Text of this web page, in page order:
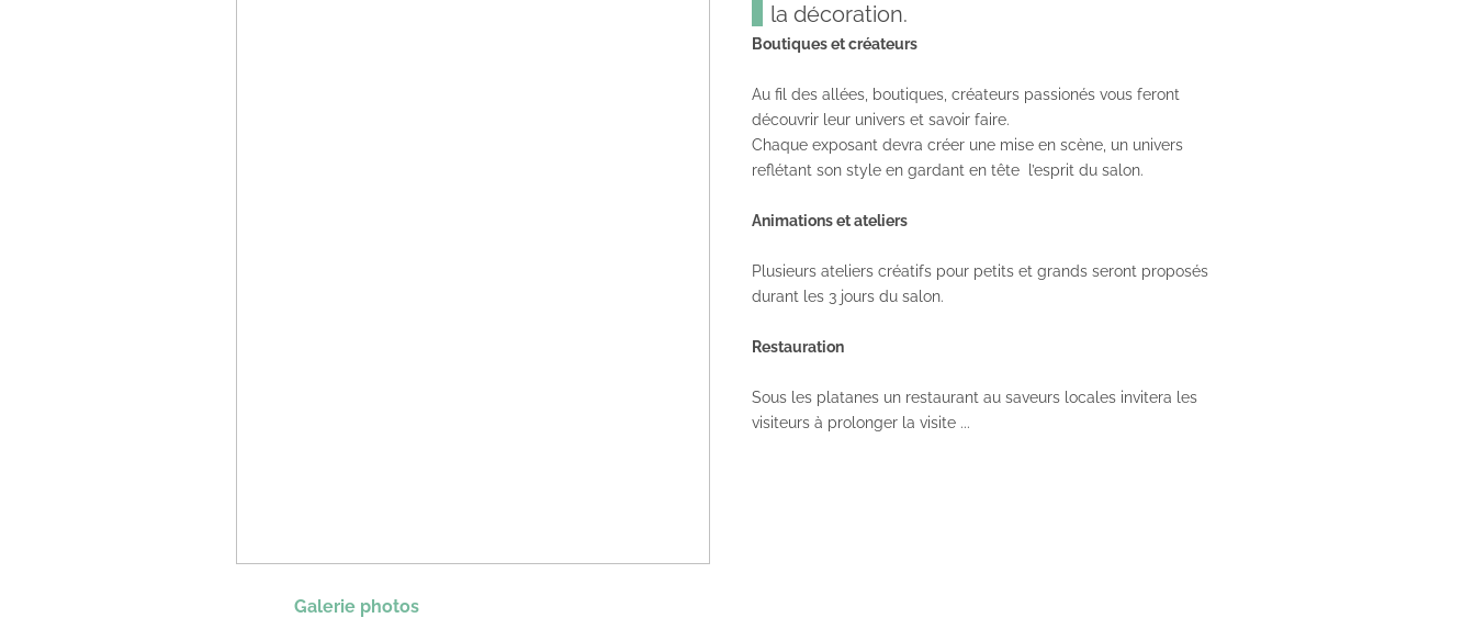
la décoration.
Boutiques et créateurs
Au fil des allées, boutiques, créateurs passionés vous feront
découvrir leur univers et savoir faire.
Chaque exposant devra créer une mise en scène, un univers
reflétant son style en gardant en tête l’esprit du salon.
Animations et ateliers
Plusieurs ateliers créatifs pour petits et grands seront proposés
durant les 3 jours du salon.
Restauration
Sous les platanes un restaurant au saveurs locales invitera les
visiteurs à prolonger la visite ...
Galerie photos